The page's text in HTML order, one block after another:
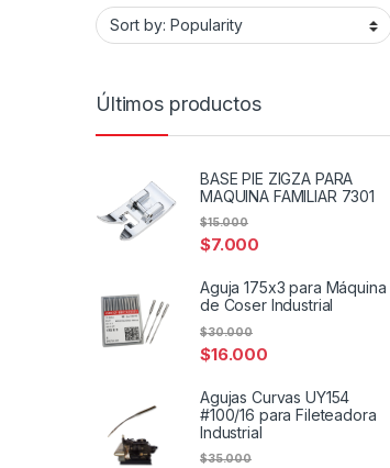
Últimos productos
BASE PIE ZIGZA PARA
MAQUINA FAMILIAR 7301
$7.000
$15.000
Aguja 175x3 para Máquina
de Coser Industrial
$16.000
$30.000
Agujas Curvas UY154
#100/16 para Fileteadora
Industrial
$35.000